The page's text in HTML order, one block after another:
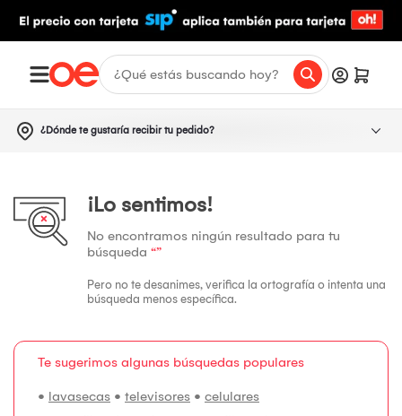
¿Dónde te gustaría recibir tu pedido?
¡Lo sentimos!
No encontramos ningún resultado para tu
búsqueda “”
Pero no te desanimes, verifica la ortografía o intenta una
búsqueda menos específica.
Te sugerimos algunas búsquedas populares
• lavasecas • televisores • celulares